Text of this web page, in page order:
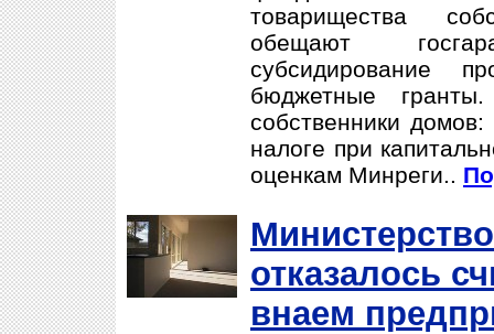
товарищества
обещают
субсидирование
бюджетные
собственники
налоге при
оценкам Минреги..
отказалось
внаем